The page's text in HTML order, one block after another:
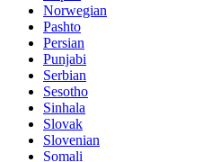
Norwegian
Pashto
Persian
Punjabi
Serbian
Sesotho
Sinhala
Slovak
Slovenian
Somali